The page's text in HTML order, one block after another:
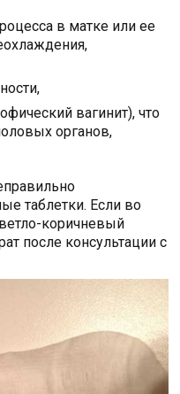
в матке или ее
вагинит), что
органов,
таблетки. Если во
коричневый
после консультации с